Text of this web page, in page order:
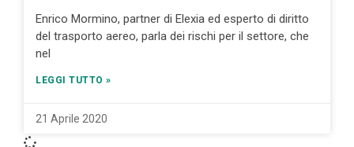
Enrico Mormino, partner di Elexia ed esperto di diritto
del trasporto aereo, parla dei rischi per il settore, che
nel
LEGGI TUTTO »
21 Aprile 2020